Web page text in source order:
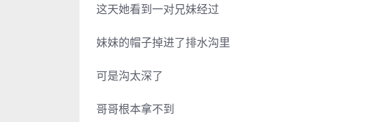
这天她看到一对兄妹经过
妹妹的帽子掉进了排水沟里
可是沟太深了
哥哥根本拿不到